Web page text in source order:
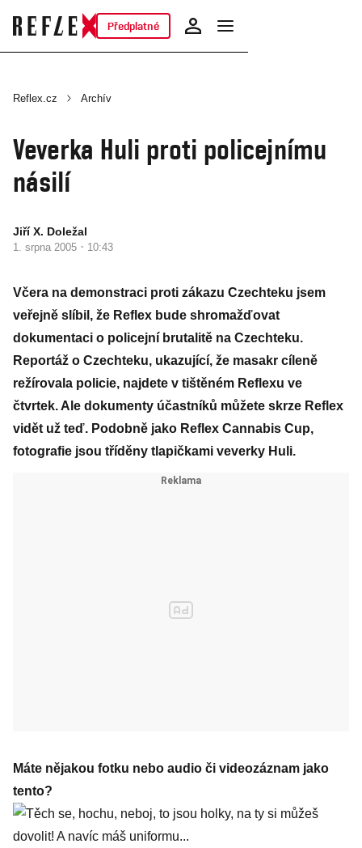
Předplatné
Reflex.cz Archív
Veverka Huli proti policejnímu
násilí
Jiří X. Doležal
1. srpna 2005 · 10:43
Včera na demonstraci proti zákazu Czechteku jsem
veřejně slíbil, že Reflex bude shromažďovat
dokumentaci o policejní brutalitě na Czechteku.
Reportáž o Czechteku, ukazující, že masakr cíleně
režírovala policie, najdete v tištěném Reflexu ve
čtvrtek. Ale dokumenty účastníků můžete skrze Reflex
vidět už teď. Podobně jako Reflex Cannabis Cup,
fotografie jsou tříděny tlapičkami veverky Huli.
Máte nějakou fotku nebo audio či videozáznam jako
tento?